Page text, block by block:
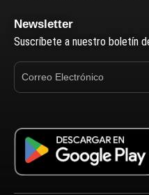
Newsletter
Suscríbete a nuestro boletín